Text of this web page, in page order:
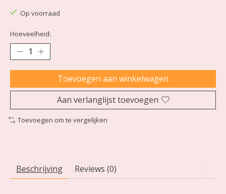
Op voorraad
Hoeveelheid:
Toevoegen aan winkelwagen
Aan verlanglijst toevoegen
Toevoegen om te vergelijken
Beschrijving Reviews (0)